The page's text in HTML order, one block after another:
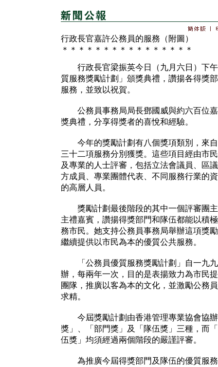
行政長官嘉許公務員的服務（附圖）
＊＊＊＊＊＊＊＊＊＊＊＊＊＊＊＊
行政長官梁振英今日（九月六日）下午
質服務獎勵計劃」頒獎典禮，讚揚各得獎
服務，並致以祝賀。
公務員事務局局長鄧國威與約六百位嘉
獎典禮，分享得獎者的喜悅和經驗。
今年的獎勵計劃有八個獎項類別，來自
三十二項服務分別獲獎。這些項目經由市
及專業的人士評審，包括立法會議員、區
方成員、專業團體代表、不同服務行業的
的高層人員。
獎勵計劃最後階段的其中一個評審團主
主禮嘉賓，讚揚得獎部門和隊伍都能以積
務市民。她支持公務員事務局舉辦這項獎
繼續提供以市民為本的優質公共服務。
「公務員優質服務獎勵計劃」自一九九
辦，每兩年一次，目的是表揚致力為市民
團隊，推廣以客為本的文化，並激勵公務
求精。
今屆獎勵計劃由香港管理專業協會協辦
獎」、「部門獎」及「隊伍獎」三種，而
伍獎」均須經過兩個階段的嚴謹評審。
為推廣今屆得獎部門及隊伍的優質服務